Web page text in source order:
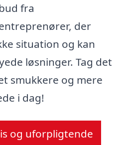
fra
der
situation og kan
løsninger. Tag det
smukkere og mere
i dag!
og uforpligtende